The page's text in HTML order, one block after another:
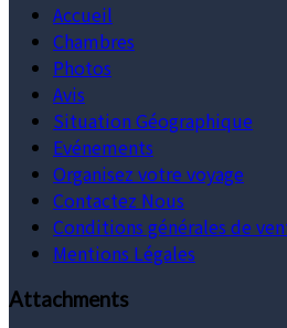
Accueil
Chambres
Photos
Avis
Situation Géographique
Evénements
Organisez votre voyage
Contactez Nous
Conditions générales de
Mentions Légales
Attachments